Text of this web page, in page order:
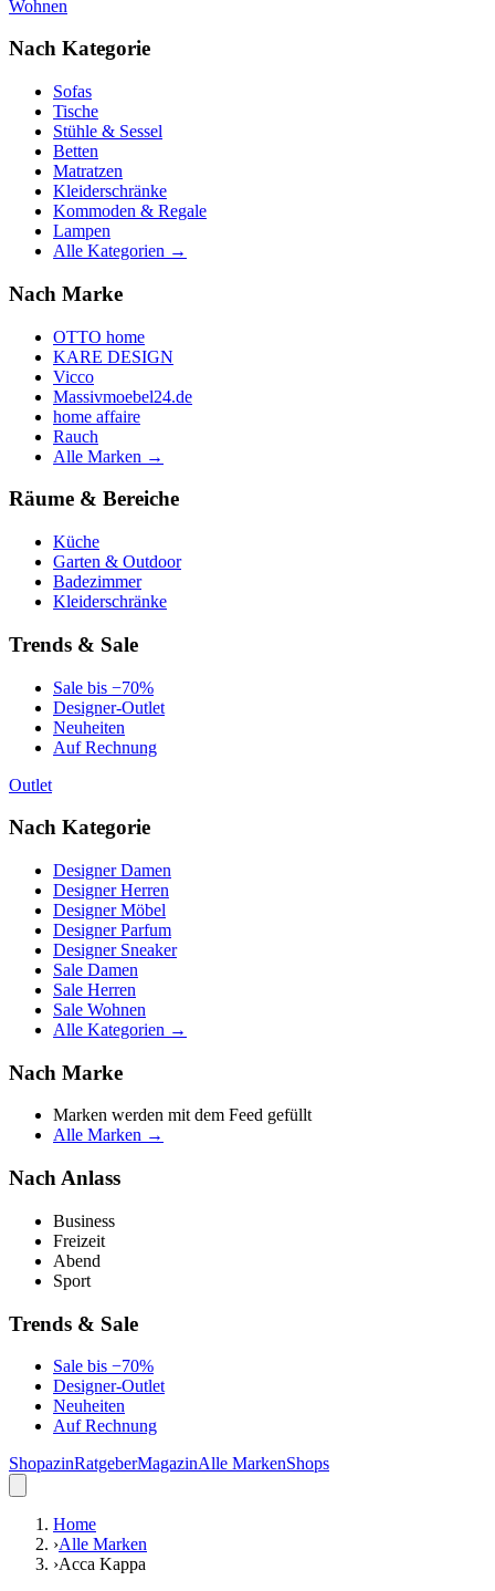
Wohnen
Nach Kategorie
Sofas
Tische
Stühle & Sessel
Betten
Matratzen
Kleiderschränke
Kommoden & Regale
Lampen
Alle Kategorien →
Nach Marke
OTTO home
KARE DESIGN
Vicco
Massivmoebel24.de
home affaire
Rauch
Alle Marken →
Räume & Bereiche
Küche
Garten & Outdoor
Badezimmer
Kleiderschränke
Trends & Sale
Sale bis −70%
Designer-Outlet
Neuheiten
Auf Rechnung
Outlet
Nach Kategorie
Designer Damen
Designer Herren
Designer Möbel
Designer Parfum
Designer Sneaker
Sale Damen
Sale Herren
Sale Wohnen
Alle Kategorien →
Nach Marke
Marken werden mit dem Feed gefüllt
Alle Marken →
Nach Anlass
Business
Freizeit
Abend
Sport
Trends & Sale
Sale bis −70%
Designer-Outlet
Neuheiten
Auf Rechnung
ShopazinRatgeberMagazinAlle MarkenShops
Home
›Alle Marken
›Acca Kappa